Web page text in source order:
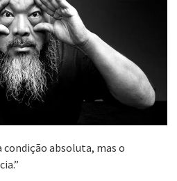
condição absoluta, mas o